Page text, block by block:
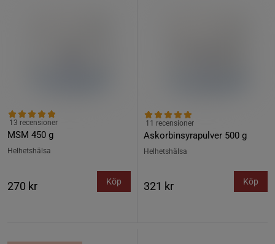
MSM 450 g
13 recensioner
Helhetshälsa
270 kr Köp
Askorbinsyrapulver 500 g
11 recensioner
Helhetshälsa
321 kr Köp